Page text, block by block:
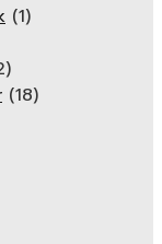
(1)
(18)